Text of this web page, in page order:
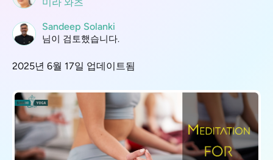
Sandeep Solanki
님이 검토했습니다.
2025년 6월 17일 업데이트됨